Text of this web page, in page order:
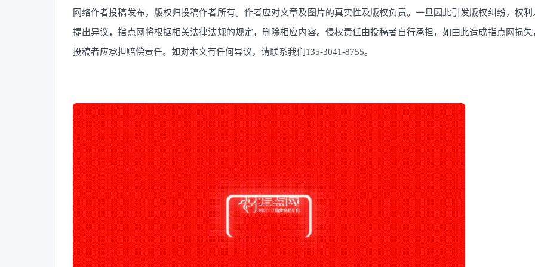
网络作者投稿发布， 版权归投稿作者所有。作者应对文章及图片的真实性及版权负责。一旦因此引发版权纠纷，权利
提出异议，指点网将根据相关法律法规的规定，删除相应内容。侵权责任由投稿者自行承担，如由此造成指点网损失
投稿者应承担赔偿责任。如对本文有任何异议，请联系我们135-3041-8755。